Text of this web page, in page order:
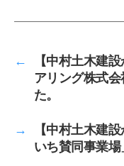
←
【中村土木建
アリング株式
た。
→
【中村土木建
いち賛同事業